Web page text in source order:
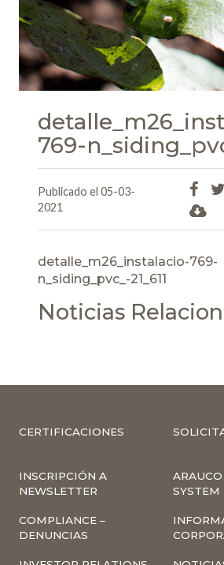
769-
Publicado el 05-03-
2021
detalle_m26_instalacio-769-
n_siding_pvc_-21_611
Noticias
CERTIFICACIONES
INSCRIPCIÓN A
NEWSLETTER
SYSTEM
COMPLIANCE –
DENUNCIAS